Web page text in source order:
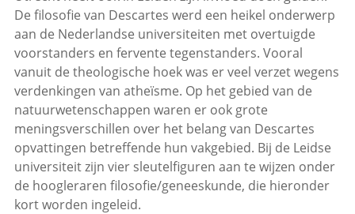
De filosofie van Descartes werd een heikel onderwerp
aan de Nederlandse universiteiten met overtuigde
voorstanders en fervente tegenstanders. Vooral
vanuit de theologische hoek was er veel verzet wegens
verdenkingen van atheïsme. Op het gebied van de
natuurwetenschappen waren er ook grote
meningsverschillen over het belang van Descartes
opvattingen betreffende hun vakgebied. Bij de Leidse
universiteit zijn vier sleutelfiguren aan te wijzen onder
de hoogleraren filosofie/geneeskunde, die hieronder
kort worden ingeleid.